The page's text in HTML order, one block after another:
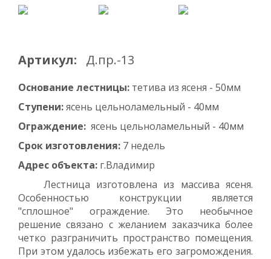
Артикул: Д.пр.-13
Основание лестницы: тетива из ясеня - 50мм
Ступени:ясень цельноламельный - 40мм
Ограждение: ясень цельноламельный - 40мм
Срок изготовления: 7 недель
Адрес объекта: г.Владимир
Лестница изготовлена из массива ясеня.
Особенностью конструкции является
"сплошное" ограждение. Это необычное
решение связано с желанием заказчика более
четко разграничить пространство помещения.
При этом удалось избежать его загромождения.